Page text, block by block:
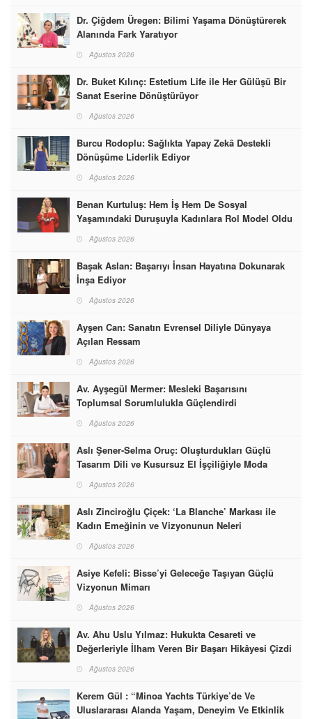
Dr. Çiğdem Üregen: Bilimi Yaşama Dönüştürerek
Alanında Fark Yaratıyor
Ağustos 2026
Dr. Buket Kılınç: Estetium Life ile Her Gülüşü Bir
Sanat Eserine Dönüştürüyor
Ağustos 2026
Burcu Rodoplu: Sağlıkta Yapay Zekâ Destekli
Dönüşüme Liderlik Ediyor
Ağustos 2026
Benan Kurtuluş: Hem İş Hem De Sosyal
Yaşamındaki Duruşuyla Kadınlara Rol Model Oldu
Ağustos 2026
Başak Aslan: Başarıyı İnsan Hayatına Dokunarak
İnşa Ediyor
Ağustos 2026
Ayşen Can: Sanatın Evrensel Diliyle Dünyaya
Açılan Ressam
Ağustos 2026
Av. Ayşegül Mermer: Mesleki Başarısını
Toplumsal Sorumlulukla Güçlendirdi
Ağustos 2026
Aslı Şener-Selma Oruç: Oluşturdukları Güçlü
Tasarım Dili ve Kusursuz El İşçiliğiyle Moda
Ağustos 2026
Aslı Zinciroğlu Çiçek: ‘La Blanche’ Markası ile
Kadın Emeğinin ve Vizyonunun Neleri
Ağustos 2026
Asiye Kefeli: Bisse’yi Geleceğe Taşıyan Güçlü
Vizyonun Mimarı
Ağustos 2026
Av. Ahu Uslu Yılmaz: Hukukta Cesareti ve
Değerleriyle İlham Veren Bir Başarı Hikâyesi Çizdi
Ağustos 2026
Kerem Gül : “Minoa Yachts Türkiye’de Ve
Uluslararası Alanda Yaşam, Deneyim Ve Etkinlik